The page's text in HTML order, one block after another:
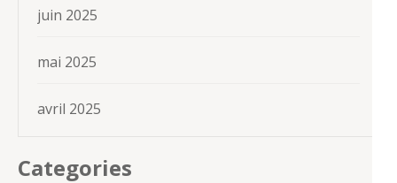
juin 2025
mai 2025
avril 2025
Categories